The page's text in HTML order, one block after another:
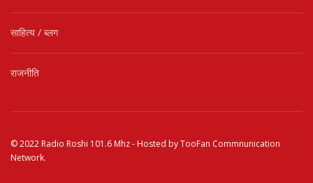
साहित्य / ब्लग
राजनीति
© 2022 Radio Roshi 101.6 Mhz- Hosted byTooFan Commnunication
Network.